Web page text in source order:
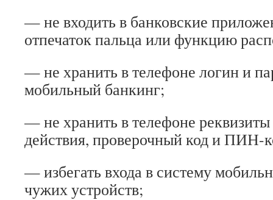
— не входить в банковские
отпечаток пальца или функцию
— не хранить в телефоне логин и
мобильный банкинг;
— не хранить в телефоне
действия, проверочный код и ПИН-
— избегать входа в систему
чужих устройств;